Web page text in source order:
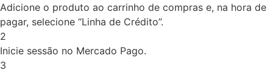
Adicione o produto ao carrinho de compras e, na hora de
pagar, selecione “Linha de Crédito”.
2
Inicie sessão no Mercado Pago.
3